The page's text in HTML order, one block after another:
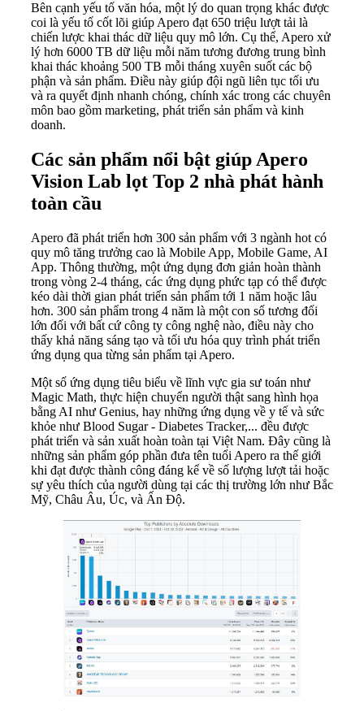
Bên cạnh yếu tố văn hóa, một lý do quan trọng khác được
coi là yếu tố cốt lõi giúp Apero đạt 650 triệu lượt tải là
chiến lược khai thác dữ liệu quy mô lớn. Cụ thể, Apero xử
lý hơn 6000 TB dữ liệu mỗi năm tương đương trung bình
khai thác khoảng 500 TB mỗi tháng xuyên suốt các bộ
phận và sản phẩm. Điều này giúp đội ngũ liên tục tối ưu
và ra quyết định nhanh chóng, chính xác trong các chuyên
môn bao gồm marketing, phát triển sản phẩm và kinh
doanh.
Các sản phẩm nổi bật giúp Apero
Vision Lab lọt Top 2 nhà phát hành
toàn cầu
Apero đã phát triển hơn 300 sản phẩm với 3 ngành hot có
quy mô tăng trưởng cao là Mobile App, Mobile Game, AI
App. Thông thường, một ứng dụng đơn giản hoàn thành
trong vòng 2-4 tháng, các ứng dụng phức tạp có thể được
kéo dài thời gian phát triển sản phẩm tới 1 năm hoặc lâu
hơn. 300 sản phẩm trong 4 năm là một con số tương đối
lớn đối với bất cứ công ty công nghệ nào, điều này cho
thấy khả năng sáng tạo và tối ưu hóa quy trình phát triển
ứng dụng qua từng sản phẩm tại Apero.
Một số ứng dụng tiêu biểu về lĩnh vực gia sư toán như
Magic Math, thực hiện chuyển người thật sang hình họa
bằng AI như Genius, hay những ứng dụng về y tế và sức
khỏe như Blood Sugar - Diabetes Tracker,... đều được
phát triển và sản xuất hoàn toàn tại Việt Nam. Đây cũng là
những sản phẩm góp phần đưa tên tuổi Apero ra thế giới
khi đạt được thành công đáng kể về số lượng lượt tải hoặc
sự yêu thích của người dùng tại các thị trường lớn như Bắc
Mỹ, Châu Âu, Úc, và Ấn Độ.